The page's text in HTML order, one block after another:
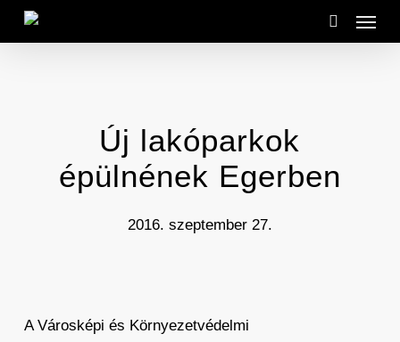
Skip
search
Menu
Új lakóparkok
épülnének Egerben
2016. szeptember 27.
A Városképi és Környezetvédelmi